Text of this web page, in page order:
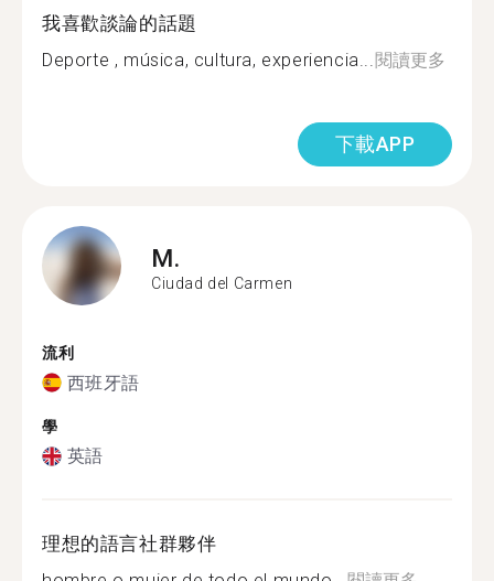
我喜歡談論的話題
Deporte , música, cultura, experiencia...閱讀更多
下載APP
M.
Ciudad del Carmen
流利
西班牙語
學
英語
理想的語言社群夥伴